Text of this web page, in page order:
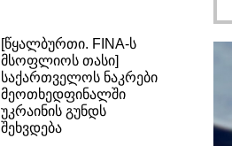
[წყალბურთი. FINA-ს
მსოფლიოს თასი]
საქართველოს ნაკრები
მეოთხედფინალში
უკრაინის გუნდს
შეხვდება